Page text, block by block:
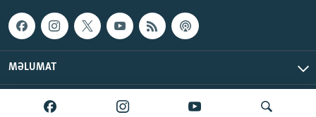
MƏLUMAT
AzadlıqRadiosu © 2026 Inc. | Bütün hüquqlar qorunur